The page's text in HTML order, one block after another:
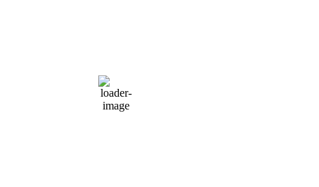
66 %
1004 мб
10 mph